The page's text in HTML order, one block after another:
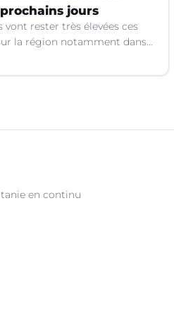
jours
vont rester très élevées ces
la région notamment dans
en continu